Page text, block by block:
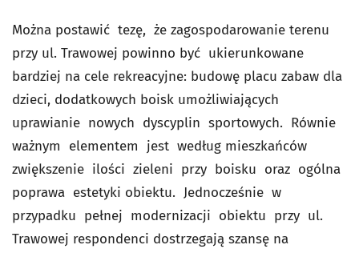
Można postawić tezę, że zagospodarowanie terenu
przy ul. Trawowej powinno być ukierunkowane
bardziej na cele rekreacyjne: budowę placu zabaw dla
dzieci, dodatkowych boisk umożliwiających
uprawianie nowych dyscyplin sportowych. Równie
ważnym elementem jest według mieszkańców
zwiększenie ilości zieleni przy boisku oraz ogólna
poprawa estetyki obiektu. Jednocześnie w
przypadku pełnej modernizacji obiektu przy ul.
Trawowej respondenci dostrzegają szansę na